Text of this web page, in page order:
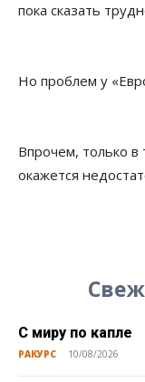
пока сказать
Но проблем у
Впрочем, только в
окажется
С миру по капле
РАКУРС 10/08/2026